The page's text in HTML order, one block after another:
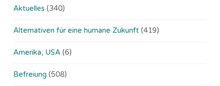
Aktuelles (340)
Alternativen für eine humane Zukunft (419)
Amerika, USA (6)
Befreiung (508)